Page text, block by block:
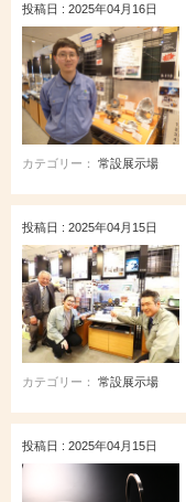
投稿日 : 2025年04月16日
カテゴリー： 常設展示場
投稿日 : 2025年04月15日
カテゴリー： 常設展示場
投稿日 : 2025年04月15日